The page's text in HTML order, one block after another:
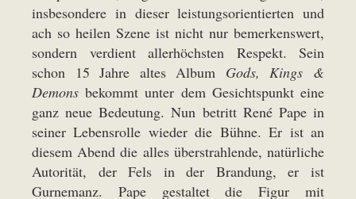
insbesondere in dieser leistungsorientierten und
ach so heilen Szene ist nicht nur bemerkenswert,
sondern verdient allerhöchsten Respekt. Sein
schon 15 Jahre altes Album Gods, Kings &
Demons bekommt unter dem Gesichtspunkt eine
ganz neue Bedeutung. Nun betritt René Pape in
seiner Lebensrolle wieder die Bühne. Er ist an
diesem Abend die alles überstrahlende, natürliche
Autorität, der Fels in der Brandung, er ist
Gurnemanz. Pape gestaltet die Figur mit